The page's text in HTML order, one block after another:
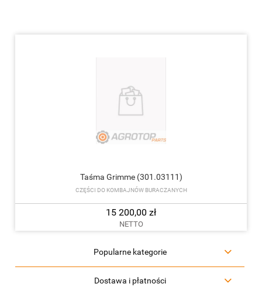
Taśma Grimme (301.03111)
CZĘŚCI DO KOMBAJNÓW BURACZANYCH
15 200,00 zł
NETTO
Popularne kategorie
Dostawa i płatności